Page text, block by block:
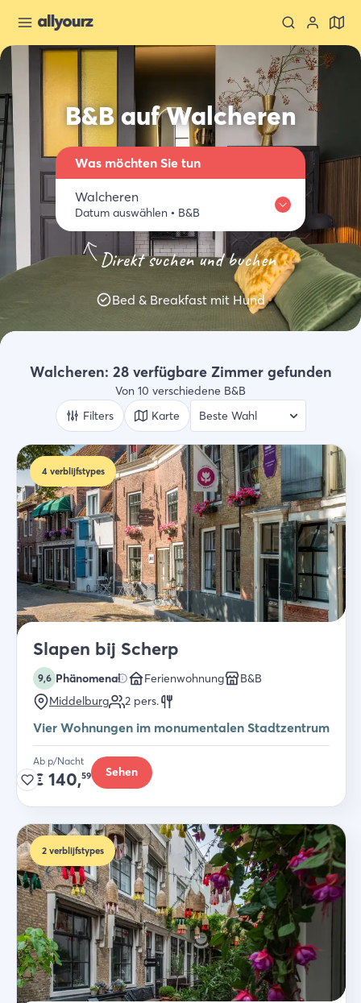
B&B auf Walcheren
Was möchten Sie tun
Walcheren
Datum auswählen • B&B
Essen trinken
Aktivitäten
Einkaufen
Zeeland entdecken
Walcheren
Wann
Datum auswählen
B&B
Wer
2 Gäste
Suche
Direkt suchen und buchen
Bed & Breakfast mit Hund
Walcheren: 28 verfügbare Zimmer gefunden
Von 10 verschiedene B&B
Filters
Karte
4 verblijfstypes
Slapen bij Scherp
9,6 Phänomenal Ferienwohnung
B&B
Middelburg
2 pers.
Vier Wohnungen im monumentalen Stadtzentrum
Ab p/Nacht
€ 140,59 Sehen
2 verblijfstypes